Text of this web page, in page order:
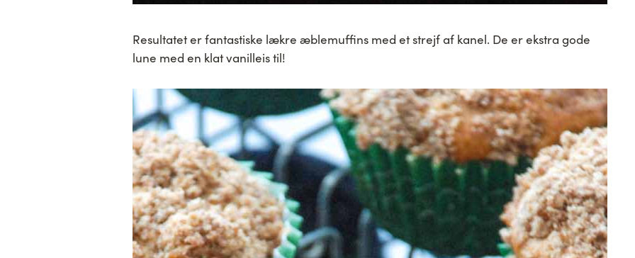
Resultatet er fantastiske lækre æblemuffins med et strejf af kanel. De er ekstra gode
lune med en klat vanilleis til!